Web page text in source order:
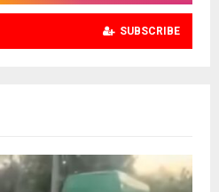
SUBSCRIBE